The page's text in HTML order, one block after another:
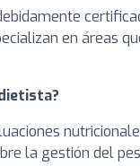
en áreas
la gestión del